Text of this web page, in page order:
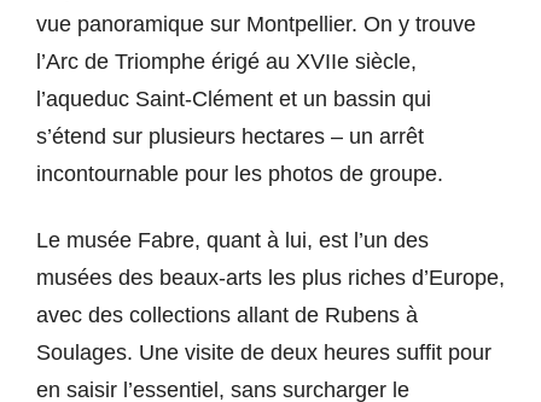
vue panoramique sur Montpellier. On y trouve
l’Arc de Triomphe érigé au XVIIe siècle,
l’aqueduc Saint-Clément et un bassin qui
s’étend sur plusieurs hectares – un arrêt
incontournable pour les photos de groupe.
Le musée Fabre, quant à lui, est l’un des
musées des beaux-arts les plus riches d’Europe,
avec des collections allant de Rubens à
Soulages. Une visite de deux heures suffit pour
en saisir l’essentiel, sans surcharger le